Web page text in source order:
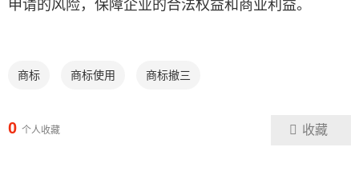
申请的风险，保障企业的合法权益和商业利益。
商标 商标使用 商标撤三
0 个人收藏 收藏